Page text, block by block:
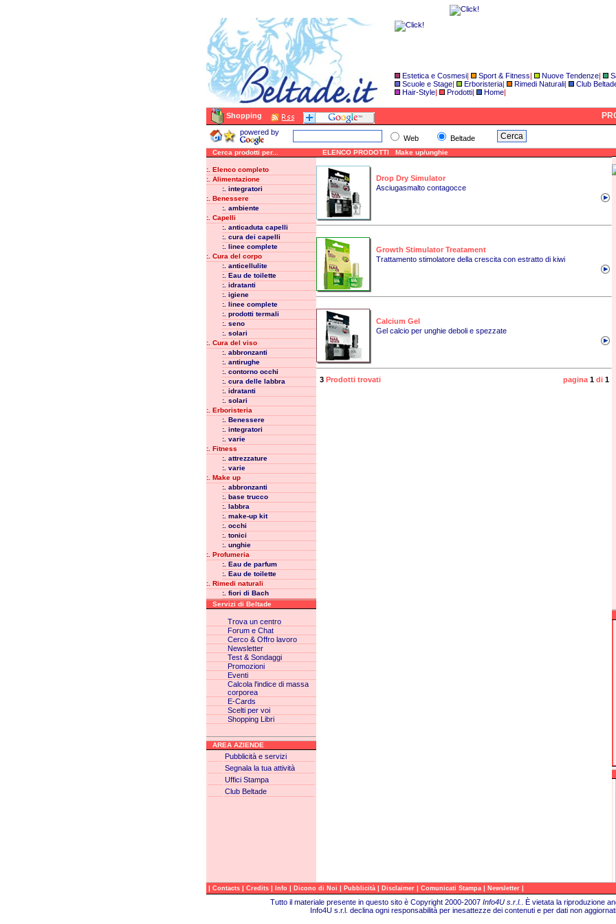
Estetica e Cosmesi| Sport & Fitness| Nuove Tendenze|
Scuole e Stage| Erboristeria| Rimedi Naturali| Club
Hair-Style| Prodotti| Home|
Shopping
powered by
Web Beltade
Cerca prodotti per...
:. Elenco completo
:. Alimentazione
:. integratori
:. Benessere
:. ambiente
:. Capelli
:. anticaduta capelli
:. cura dei capelli
:. linee complete
:. Cura del corpo
:. anticellulite
:. Eau de toilette
:. idratanti
:. igiene
:. linee complete
:. prodotti termali
:. seno
:. solari
:. Cura del viso
:. abbronzanti
:. antirughe
:. contorno occhi
:. cura delle labbra
:. idratanti
:. solari
:. Erboristeria
:. Benessere
:. integratori
:. varie
:. Fitness
:. attrezzature
:. varie
:. Make up
:. abbronzanti
:. base trucco
:. labbra
:. make-up kit
:. occhi
:. tonici
:. unghie
:. Profumeria
:. Eau de parfum
:. Eau de toilette
:. Rimedi naturali
:. fiori di Bach
Servizi di Beltade
Trova un centro
Forum e Chat
Cerco & Offro lavoro
Newsletter
Test & Sondaggi
Promozioni
Eventi
Calcola l'indice di massa
corporea
E-Cards
Scelti per voi
Shopping Libri
AREA AZIENDE
Pubblicità e servizi
Segnala la tua attività
Uffici Stampa
Club Beltade
ELENCO PRODOTTI Make up/unghie
Drop Dry Simulator
Asciugasmalto contagocce
Growth Stimulator Treatament
Trattamento stimolatore della crescita con estratto di kiwi
Calcium Gel
Gel calcio per unghie deboli e spezzate
3 Prodotti trovati pagina1 di1
| Contacts | Credits | Info | Dicono di Noi | Pubblicità | Disclaimer | Comunicati Stampa | Newsletter |
Tutto il materiale presente in questo sito è Copyright 2000-2007 Info4U s.r.l.
È vietata la riproduzione
Info4U s.r.l. declina ogni responsabilità per inesattezze dei contenuti e per dati non aggiornati.